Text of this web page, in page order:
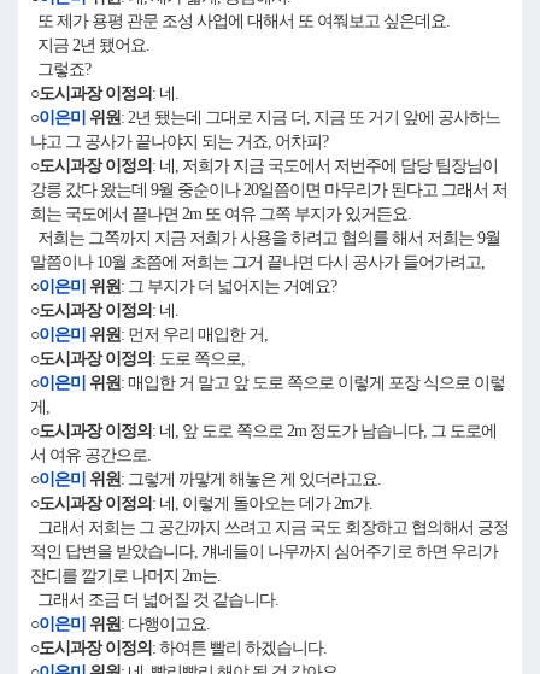
또 제가 용평 관문 조성 사업에 대해서 또 여쭤보고 싶은데요.
지금 2년 됐어요.
그렇죠?
○도시과장 이정의 : 네.
○이은미 위원: 2년 됐는데 그대로 지금 더, 지금 또 거기 앞에 공사하느
냐고 그 공사가 끝나야지 되는 거죠, 어차피?
○도시과장 이정의 : 네, 저희가 지금 국도에서 저번주에 담당 팀장님이
강릉 갔다 왔는데 9월 중순이나 20일쯤이면 마무리가 된다고 그래서 저
희는 국도에서 끝나면 2m 또 여유 그쪽 부지가 있거든요.
저희는 그쪽까지 지금 저희가 사용을 하려고 협의를 해서 저희는 9월
말쯤이나 10월 초쯤에 저희는 그거 끝나면 다시 공사가 들어가려고,
○이은미 위원: 그 부지가 더 넓어지는 거예요?
○도시과장 이정의 : 네.
○이은미 위원: 먼저 우리 매입한 거,
○도시과장 이정의 : 도로 쪽으로,
○이은미 위원: 매입한 거 말고 앞 도로 쪽으로 이렇게 포장 식으로 이렇
게,
○도시과장 이정의 : 네, 앞 도로 쪽으로 2m 정도가 남습니다, 그 도로에
서 여유 공간으로.
○이은미 위원: 그렇게 까맣게 해놓은 게 있더라고요.
○도시과장 이정의 : 네, 이렇게 돌아오는 데가 2m가.
그래서 저희는 그 공간까지 쓰려고 지금 국도 회장하고 협의해서 긍정
적인 답변을 받았습니다, 걔네들이 나무까지 심어주기로 하면 우리가
잔디를 깔기로 나머지 2m는.
그래서 조금 더 넓어질 것 같습니다.
○이은미 위원: 다행이고요.
○도시과장 이정의 : 하여튼 빨리 하겠습니다.